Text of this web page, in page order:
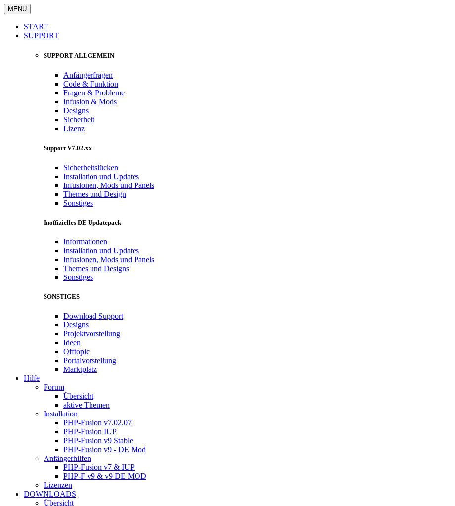
MENU
START
SUPPORT
SUPPORT ALLGEMEIN
Anfängerfragen
Code & Funktion
Fragen & Probleme
Infusion & Mods
Designs
Sicherheit
Lizenz
Support V7.02.xx
Sicherheitslücken
Installation und Updates
Infusionen, Mods und Panels
Themes und Design
Sonstiges
Inoffizielles DE Updatepack
Informationen
Installation und Updates
Infusionen, Mods und Panels
Themes und Designs
Sonstiges
SONSTIGES
Download Support
Designs
Projektvorstellung
Ideen
Offtopic
Portalvorstellung
Marktplatz
Hilfe
Forum
Übersicht
aktive Themen
Installation
PHP-Fusion v7.02.07
PHP-Fusion IUP
PHP-Fusion v9 Stable
PHP-Fusion v9 - DE Mod
Anfängerhilfen
PHP-Fusion v7 & IUP
PHP-F v9 & v9 DE MOD
Lizenzen
DOWNLOADS
Übersicht